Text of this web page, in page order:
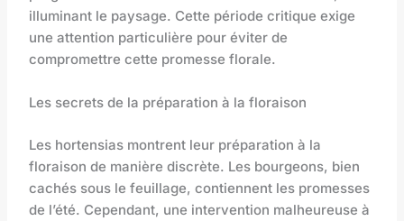
illuminant le paysage. Cette période critique exige
une attention particulière pour éviter de
compromettre cette promesse florale.
Les secrets de la préparation à la floraison
Les hortensias montrent leur préparation à la
floraison de manière discrète. Les bourgeons, bien
cachés sous le feuillage, contiennent les promesses
de l’été. Cependant, une intervention malheureuse à